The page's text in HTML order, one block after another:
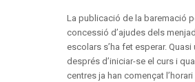
La publicació de la baremació
concessió d’ajudes dels
escolars s’ha fet esperar. Quasi
després d’iniciar-se el curs i
centres ja han començat